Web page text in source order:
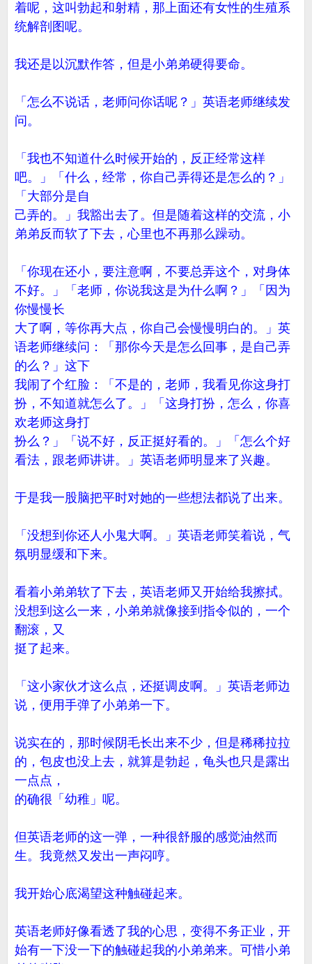
着呢，这叫勃起和射精，那上面还有女性的生殖系
统解剖图呢。
我还是以沉默作答，但是小弟弟硬得要命。
「怎么不说话，老师问你话呢？」英语老师继续发
问。
「我也不知道什么时候开始的，反正经常这样
吧。」「什么，经常，你自己弄得还是怎么的？」
「大部分是自
己弄的。」我豁出去了。但是随着这样的交流，小
弟弟反而软了下去，心里也不再那么躁动。
「你现在还小，要注意啊，不要总弄这个，对身体
不好。」「老师，你说我这是为什么啊？」「因为
你慢慢长
大了啊，等你再大点，你自己会慢慢明白的。」英
语老师继续问：「那你今天是怎么回事，是自己弄
的么？」这下
我闹了个红脸：「不是的，老师，我看见你这身打
扮，不知道就怎么了。」「这身打扮，怎么，你喜
欢老师这身打
扮么？」「说不好，反正挺好看的。」「怎么个好
看法，跟老师讲讲。」英语老师明显来了兴趣。
于是我一股脑把平时对她的一些想法都说了出来。
「没想到你还人小鬼大啊。」英语老师笑着说，气
氛明显缓和下来。
看着小弟弟软了下去，英语老师又开始给我擦拭。
没想到这么一来，小弟弟就像接到指令似的，一个
翻滚，又
挺了起来。
「这小家伙才这么点，还挺调皮啊。」英语老师边
说，便用手弹了小弟弟一下。
说实在的，那时候阴毛长出来不少，但是稀稀拉拉
的，包皮也没上去，就算是勃起，龟头也只是露出
一点点，
的确很「幼稚」呢。
但英语老师的这一弹，一种很舒服的感觉油然而
生。我竟然又发出一声闷哼。
我开始心底渴望这种触碰起来。
英语老师好像看透了我的心思，变得不务正业，开
始有一下没一下的触碰起我的小弟弟来。可惜小弟